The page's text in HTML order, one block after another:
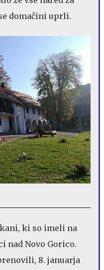
domačini uprli.
ki so imeli na
nad Novo Gorico.
8. januarja